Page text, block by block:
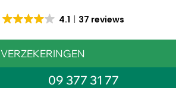
4.1 37 reviews
VERZEKERINGEN
09 377 31 77